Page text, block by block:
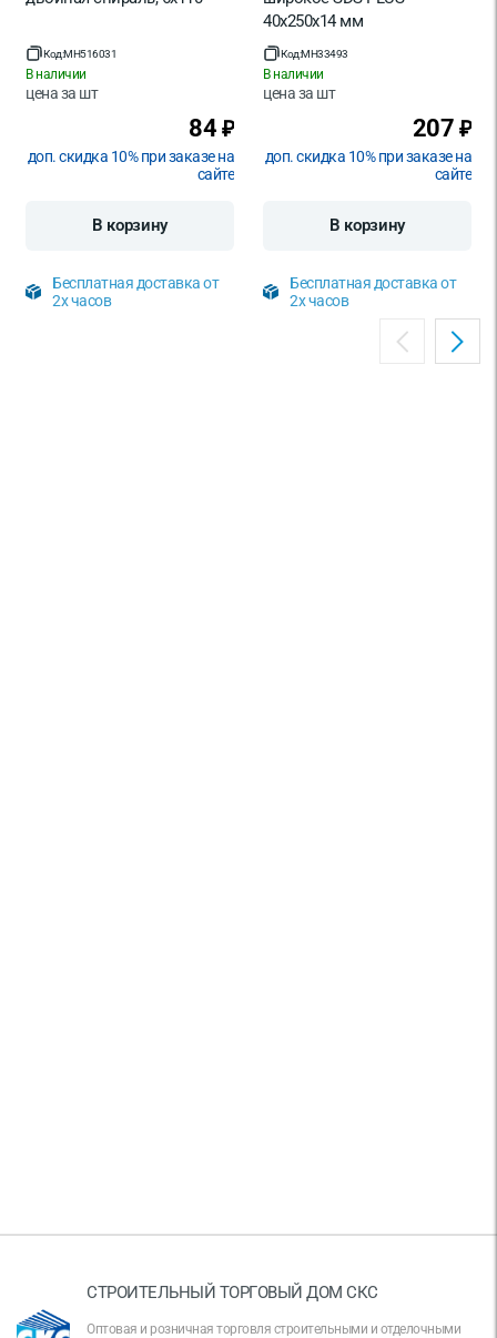
Код:MH516031
В наличии
цена за шт
84 ₽
доп. скидка 10% при заказе на
сайте
В корзину
Бесплатная доставка от
2х часов
40х250х14 мм
Код:MH33493
В наличии
цена за шт
207 ₽
доп. скидка 10% при заказе на
сайте
В корзину
Бесплатная доставка от
2х часов
СТРОИТЕЛЬНЫЙ ТОРГОВЫЙ ДОМ СКС
Оптовая и розничная торговля строительными и отделочными